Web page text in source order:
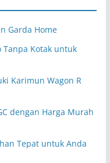
Garda Home
Kotak untuk
Karimun Wagon R
dengan Harga Murah
Tepat untuk Anda